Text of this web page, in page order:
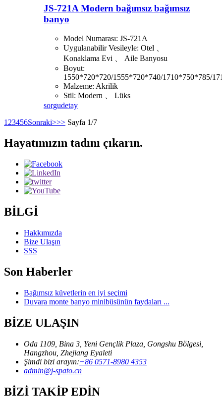
JS-721A Modern bağımsız bağımsız
banyo
Model Numarası: JS-721A
Uygulanabilir Vesileyle: Otel 、
Konaklama Evi 、 Aile Banyosu
Boyut:
1550*720*720/1555*720*740/1710*750*785/
Malzeme: Akrilik
Stil: Modern 、 Lüks
sorgudetay
1 23456Sonraki>>> Sayfa 1/7
Hayatımızın tadını çıkarın.
BİLGİ
Hakkımızda
Bize Ulaşın
SSS
Son Haberler
Bağımsız küvetlerin en iyi seçimi
Duvara monte banyo minibüsünün faydaları ...
BİZE ULAŞIN
Oda 1109, Bina 3, Yeni Gençlik Plaza, Gongshu Bölgesi,
Hangzhou, Zhejiang Eyaleti
Şimdi bizi arayın:+86 0571-8980 4353
admin@j-spato.cn
BİZİ TAKİP EDİN